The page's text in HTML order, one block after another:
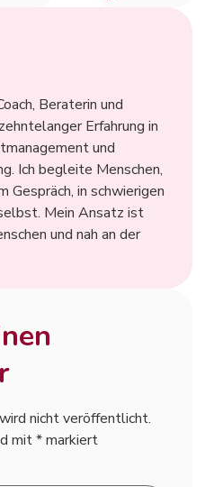
Beraterin und
Erfahrung in
und
Ich begleite Menschen,
Gespräch, in schwierigen
Mein Ansatz ist
und nah an der
nicht veröffentlicht.
mit*markiert